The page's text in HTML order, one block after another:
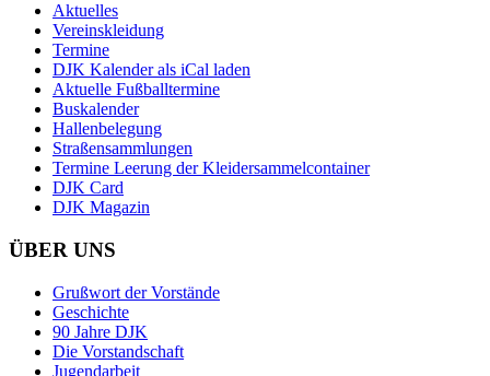
Aktuelles
Vereinskleidung
Termine
DJK Kalender als iCal laden
Aktuelle Fußballtermine
Buskalender
Hallenbelegung
Straßensammlungen
Termine Leerung der Kleidersammelcontainer
DJK Card
DJK Magazin
ÜBER UNS
Grußwort der Vorstände
Geschichte
90 Jahre DJK
Die Vorstandschaft
Jugendarbeit